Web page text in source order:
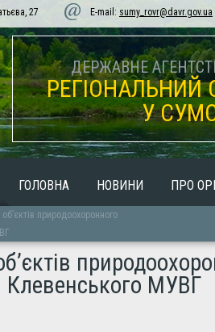
27 E-mail: sumy_rovr@davr.gov.ua
ДЕРЖАВНЕ
РЕГІОНАЛЬНИЙ
У
ГОЛОВНА НОВИНИ ПРО
природоохоронного
МУВГ